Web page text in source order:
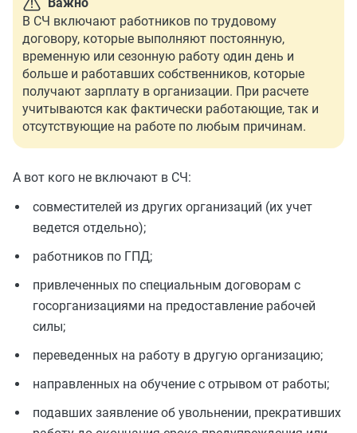
В СЧ включают работников по трудовому
договору, которые выполняют постоянную,
временную или сезонную работу один день и
больше и работавших собственников, которые
получают зарплату в организации. При расчете
учитываются как фактически работающие, так и
отсутствующие на работе по любым причинам.
А вот кого не включают в СЧ:
совместителей из других организаций (их учет
ведется отдельно);
работников по ГПД;
привлеченных по специальным договорам с
госорганизациями на предоставление рабочей
силы;
переведенных на работу в другую организацию;
направленных на обучение с отрывом от работы;
подавших заявление об увольнении, прекративших